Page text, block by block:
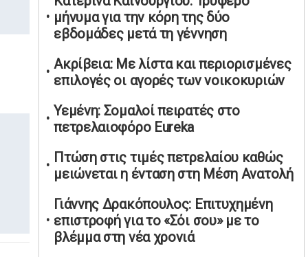
Αταμάν: Κανείς δεν έχει δικαίωμα να
μιλά για τον πρόεδρο και την
οικογένειά του
02/05/2026 | 15:59
Μαρινάκης: Ο Ανδρουλάκης
υπαναχώρησε στις συμφωνίες για τις
Ανεξάρτητες Αρχές
02/05/2026 | 09:36
Ψηφιακός έλεγχος στην αγορά: QR
code για πωλήσεις καπνικών και
02/05/2026 | 06:26
Καύσιμα αεροσκαφών: Διαβεβαιώσεις
ΕΕ για επάρκεια παρά τη γεωπολιτική
μήνυμα για την κόρη της δύο
εβδομάδες μετά τη γέννηση
Ακρίβεια: Με λίστα και περιορισμένες
επιλογές οι αγορές των νοικοκυριών
Υεμένη: Σομαλοί πειρατές στο
πετρελαιοφόρο Eureka
Πτώση στις τιμές πετρελαίου καθώς
μειώνεται η ένταση στη Μέση Ανατολή
Γιάννης Δρακόπουλος: Επιτυχημένη
επιστροφή για το «Σόι σου» με το
βλέμμα στη νέα χρονιά